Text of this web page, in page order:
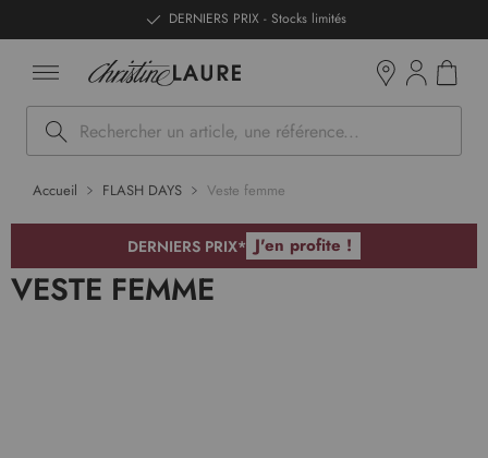
DERNIERS PRIX - Stocks limités
Rechercher
Accueil FLASH DAYS Veste femme
DERNIERS PRIX* J'en profite !
VESTE FEMME